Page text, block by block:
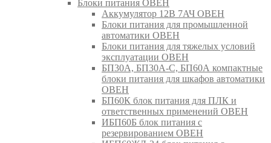
Блоки питания ОВЕН
Аккумулятор 12В 7АЧ ОВЕН
Блоки питания для промышленной
автоматики ОВЕН
Блоки питания для тяжелых условий
эксплуатации ОВЕН
БП30А, БП30А-С, БП60А компактные
блоки питания для шкафов автоматики
ОВЕН
БП60К блок питания для ПЛК и
ответственных применений ОВЕН
ИБП60Б блок питания с
резервированием ОВЕН